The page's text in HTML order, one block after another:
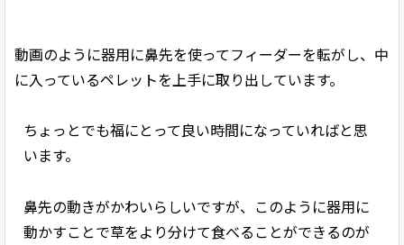
動画のように器用に鼻先を使ってフィーダーを転がし、中
に入っているペレットを上手に取り出しています。
ちょっとでも福にとって良い時間になっていればと思
います。
鼻先の動きがかわいらしいですが、このように器用に
動かすことで草をより分けて食べることができるのが